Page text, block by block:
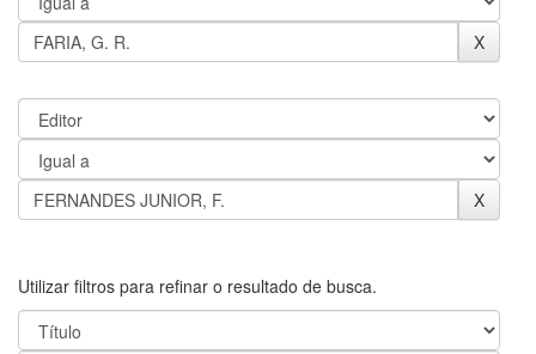
Utilizar filtros para refinar o resultado de busca.